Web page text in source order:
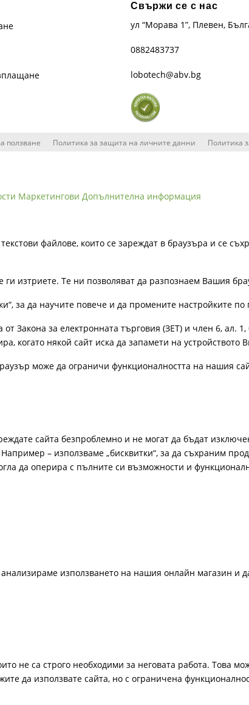
Свържи се с нас
ул “Морава 1”, Плевен,
0882483737
lobotech@abv.bg
ползване Политика за защита на личните данни Политика
Маркетингови Допълнителна информация
файлове, които се зареждат в браузъра и се
ги изтриете. Те ни позволяват да разпознаем Вашия
за да научите повече и да промените настройките
Закона за електронната търговия (ЗЕТ) и член 6, ал.
когато някой сайт иска да запамети на устройството
може да ограничи функционалността на нашия
сайта безпроблемно и не могат да бъдат
– използваме „бисквитки“, за да съхраним
да оперира с пълните си възможности и
използването на нашия онлайн магазин и
не са строго необходими за неговата работа. Това
да използвате сайта, но с ограничена